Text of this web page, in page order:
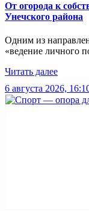
От огорода к
Унечского района
Одним из
«ведение личного
Читать далее
6 августа 2026,